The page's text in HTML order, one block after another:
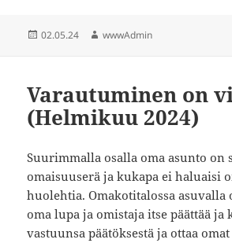
Julkaistu
02.05.24 Kirjoittaja
wwwAdmin
Varautuminen on
(Helmikuu 2024)
Suurimmalla osalla oma asunto on
omaisuuserä ja kukapa ei haluaisi
huolehtia. Omakotitalossa asuvalla
oma lupa ja omistaja itse päättää ja
vastuunsa päätöksestä ja ottaa